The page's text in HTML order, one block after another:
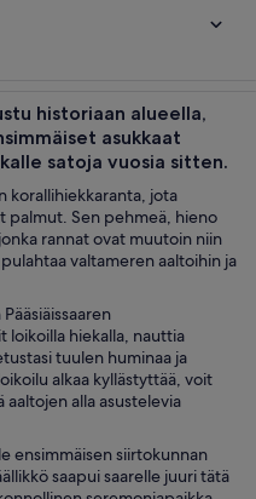
historiaan alueella,
asukkaat
satoja vuosia sitten.
korallihiekkaranta, jota
palmut. Sen pehmeä, hieno
rannat ovat muutoin niin
valtameren aaltoihin ja
loikoilla hiekalla, nauttia
tuulen huminaa ja
alkaa kyllästyttää, voit
aaltojen alla asustelevia
ensimmäisen siirtokunnan
saapui saarelle juuri tätä